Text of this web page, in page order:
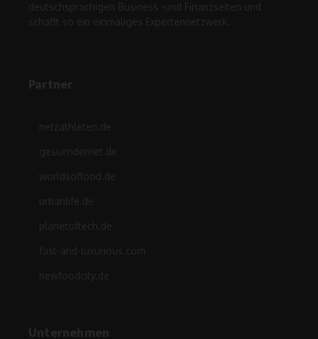
deutschsprachigen Business -und Finanzseiten und
schafft so ein einmaliges Expertennetzwerk.
Partner
netzathleten.de
gesuendernet.de
worldsoffood.de
urbanlife.de
planetoftech.de
fast-and-luxurious.com
newfoodcity.de
Unternehmen